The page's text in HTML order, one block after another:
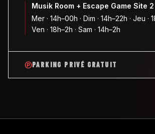
Musik Room + Escape Game Site 2
Mer · 14h–00h · Dim · 14h–22h · Jeu ·
Ven · 18h–2h · Sam · 14h–2h
PARKING PRIVÉ GRATUIT